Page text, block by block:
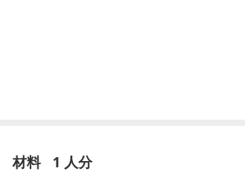
材料 1 人分